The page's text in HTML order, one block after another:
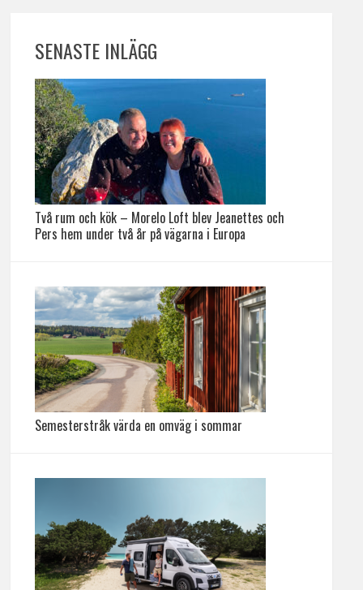
SENASTE INLÄGG
Två rum och kök – Morelo Loft blev Jeanettes och
Pers hem under två år på vägarna i Europa
Semesterstråk värda en omväg i sommar